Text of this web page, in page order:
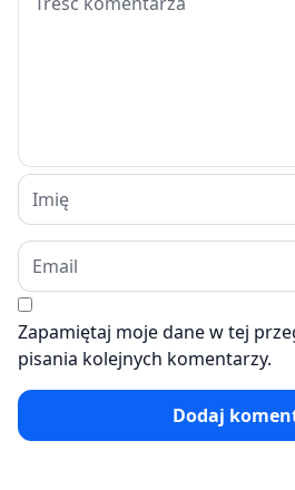
Zapamiętaj moje dane w tej
pisania kolejnych komentarzy.
Dodaj